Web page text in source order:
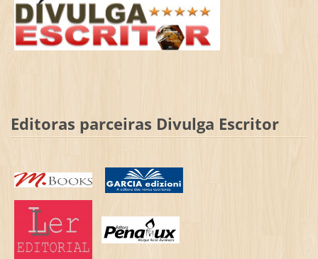
Editoras parceiras Divulga Escritor